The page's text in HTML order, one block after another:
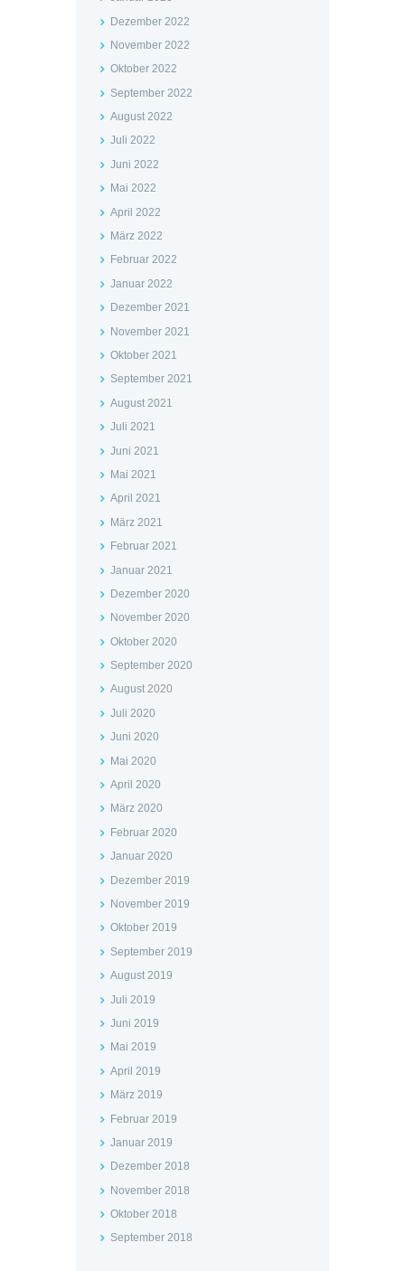
Dezember 2022
November 2022
Oktober 2022
September 2022
August 2022
Juli 2022
Juni 2022
Mai 2022
April 2022
März 2022
Februar 2022
Januar 2022
Dezember 2021
November 2021
Oktober 2021
September 2021
August 2021
Juli 2021
Juni 2021
Mai 2021
April 2021
März 2021
Februar 2021
Januar 2021
Dezember 2020
November 2020
Oktober 2020
September 2020
August 2020
Juli 2020
Juni 2020
Mai 2020
April 2020
März 2020
Februar 2020
Januar 2020
Dezember 2019
November 2019
Oktober 2019
September 2019
August 2019
Juli 2019
Juni 2019
Mai 2019
April 2019
März 2019
Februar 2019
Januar 2019
Dezember 2018
November 2018
Oktober 2018
September 2018